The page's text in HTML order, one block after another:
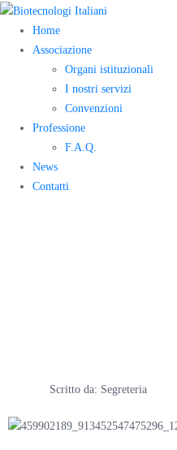
Home
Associazione
Organi istituzionali
I nostri servizi
Convenzioni
Professione
F.A.Q.
News
Contatti
Scritto da: Segreteria